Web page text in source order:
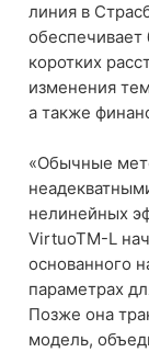
линия в
коротких
изменения
а также
«Обычные
нелинейных
VirtuoTM-L
основанного
параметрах
Позже она
модель,